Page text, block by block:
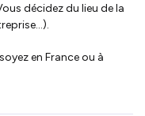
décidez du lieu de la
en France ou à